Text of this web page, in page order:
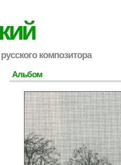
композитора
Альбом